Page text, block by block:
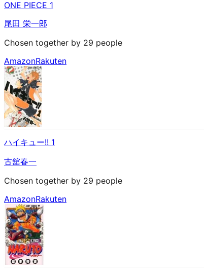
ONE PIECE 1
尾田 栄一郎
Chosen together by 29 people
AmazonRakuten
ハイキュー!! 1
古舘春一
Chosen together by 29 people
AmazonRakuten